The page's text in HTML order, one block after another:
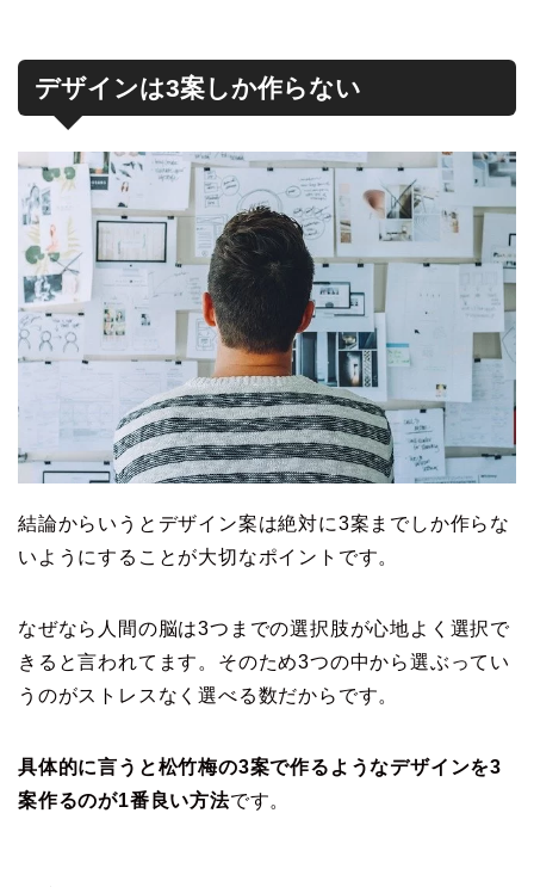
デザインは3案しか作らない
結論からいうとデザイン案は絶対に3案までしか作らな
いようにすることが大切なポイントです。
なぜなら人間の脳は3つまでの選択肢が心地よく選択で
きると言われてます。そのため3つの中から選ぶってい
うのがストレスなく選べる数だからです。
具体的に言うと松竹梅の3案で作るようなデザインを3
案作るのが1番良い方法です。